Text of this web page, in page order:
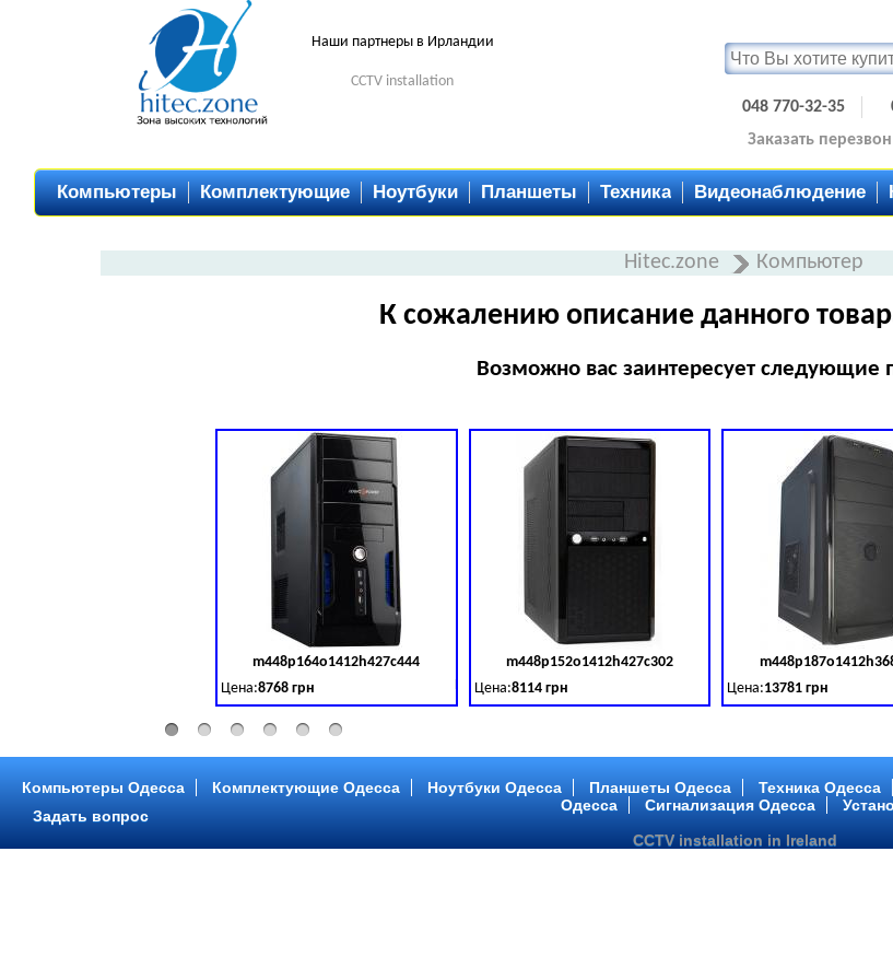
Наши партнеры в Ирландии
CCTV installation
048 770-32-35
Заказать перезвон
Компьютеры Комплектующие Ноутбуки Планшеты Техника Видеонаблюдение
Hitec.zone Компьютер
К сожалению описание данного
Возможно вас заинтересует следующие
m448p164o1412h427c444
Цена:8768 грн Код товара:379028
Intel Core ™ i3 2 ядра 3.50GHz,ОЗУ: 2 GB, DDR 3 (1600 MHz) HDD: TOSHIBA 500 GB (SATA III)
m448p152o1412h427c302
Цена:8114 грн Код товара:379029
Intel Core ™ i3 2 ядра 3.40GHz,ОЗУ: 2 GB, DDR 3 (1600 MHz) HDD:
Цена:13781 грн
Intel Core ™ i5 2 ядра
Компьютеры Одесса Комплектующие Одесса Ноутбуки Одесса Планшеты Одесса Техника Одесса
Одесса
Сигнализация Одесса
Задать вопрос
CCTV installation in Ireland